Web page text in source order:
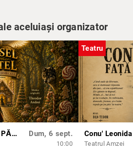
la Mustață și găzduit de Teatrul
și Partener Montaj
aceluiași organizator
HÄNSEL ȘI GRETEL ÎN PĂDUREA FERMECATĂ Dum, 6 sept.
10:00
Teatru
Teatrul Amzei